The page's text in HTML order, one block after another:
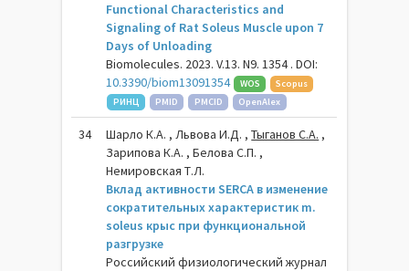
Functional Characteristics and
Signaling of Rat Soleus Muscle upon 7
Days of Unloading
Biomolecules. 2023. V.13. N9. 1354 . DOI:
10.3390/biom13091354
WOS
Scopus
РИНЦ
PMID PMCID OpenAlex
34 Шарло К.А. , Львова И.Д. ,Тыганов С.А. ,
Зарипова К.А. , Белова С.П. ,
Немировская Т.Л.
Вклад активности SERCA в изменение
сократительных характеристик m.
soleus крыс при функциональной
разгрузке
Российский физиологический журнал